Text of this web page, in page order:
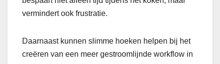
vermindert ook frustratie.
Daarnaast kunnen slimme hoeken helpen bij het
creëren van een meer gestroomlijnde workflow in